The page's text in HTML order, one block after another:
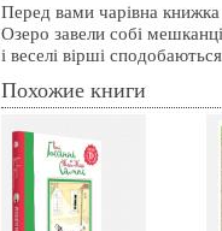
Перед вами чарівна
Озеро завели собі
і веселі вірші
Похожие книги